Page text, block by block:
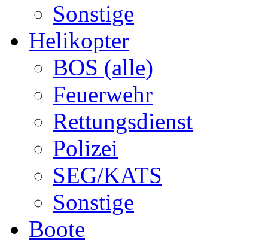
Sonstige
Helikopter
BOS (alle)
Feuerwehr
Rettungsdienst
Polizei
SEG/KATS
Sonstige
Boote